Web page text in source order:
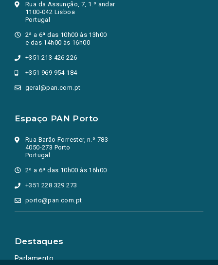
Rua da Assunção, 7, 1.º andar
1100-042 Lisboa
Portugal
2ª a 6ª das 10h00 às 13h00
e das 14h00 às 16h00
+351 213 426 226
+351 969 954 184
geral@pan.com.pt
Espaço PAN Porto
Rua Barão Forrester, n.º 783
4050-273 Porto
Portugal
2ª a 6ª das 10h00 às 16h00
+351 228 329 273
porto@pan.com.pt
Destaques
Parlamento